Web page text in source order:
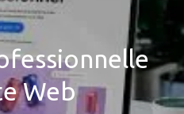
Web